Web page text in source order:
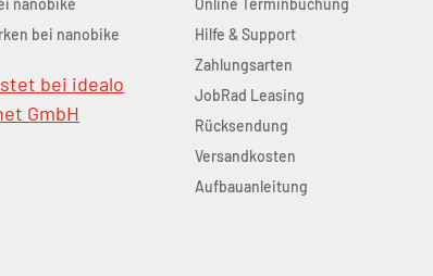
nanobike
bei nanobike
Online Terminbuchung
Hilfe & Support
Zahlungsarten
JobRad Leasing
Rücksendung
Versandkosten
Aufbauanleitung